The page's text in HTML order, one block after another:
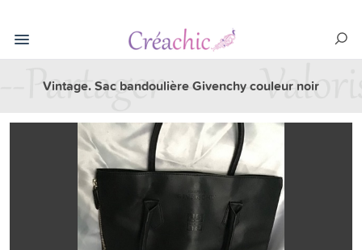
Vintage. Sac bandoulière Givenchy couleur noir